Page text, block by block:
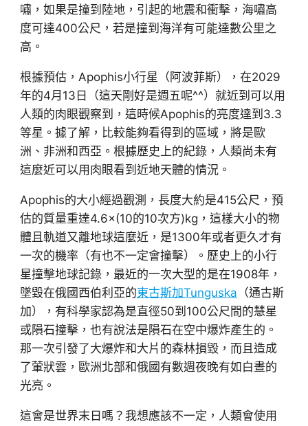
嘯，如果是撞到陸地，引起的地震和衝擊，海嘯高
度可達400公尺，若是撞到海洋有可能達數公里之
高。
根據預估，Apophis小行星（阿波菲斯），在2029
年的4月13日（這天剛好是週五呢^^）就近到可以用
人類的肉眼觀察到，這時候Apophis的亮度達到3.3
等星。據了解，比較能夠看得到的區域，將是歐
洲、非洲和西亞。根據歷史上的紀錄，人類尚未有
這麼近可以用肉眼看到近地天體的情況。
Apophis的大小經過觀測，長度大約是415公尺，預
估的質量重達4.6×(10的10次方)kg，這樣大小的物
體且軌道又離地球這麼近，是1300年或者更久才有
一次的機率（有也不一定會撞擊）。歷史上的小行
星撞擊地球記錄，最近的一次大型的是在1908年，
墜毀在俄國西伯利亞的東古斯加Tunguska （通古斯
加），有科學家認為是直徑50到100公尺間的慧星
或隕石撞擊，也有說法是隕石在空中爆炸產生的。
那一次引發了大爆炸和大片的森林損毀，而且造成
了葷狀雲，歐洲北部和俄國有數週夜晚有如白晝的
光亮。
這會是世界末日嗎？我想應該不一定，人類會使用